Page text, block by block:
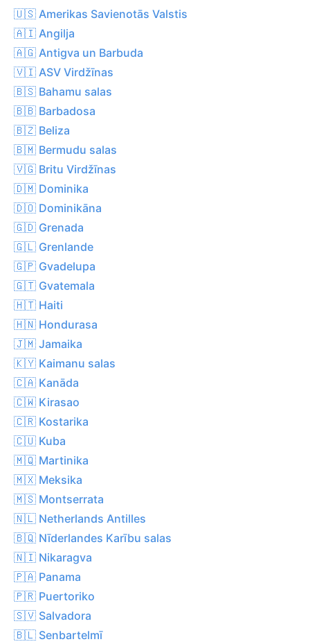
🇺🇸 Amerikas Savienotās Valstis
🇦🇮 Angilja
🇦🇬 Antigva un Barbuda
🇻🇮 ASV Virdžīnas
🇧🇸 Bahamu salas
🇧🇧 Barbadosa
🇧🇿 Beliza
🇧🇲 Bermudu salas
🇻🇬 Britu Virdžīnas
🇩🇲 Dominika
🇩🇴 Dominikāna
🇬🇩 Grenada
🇬🇱 Grenlande
🇬🇵 Gvadelupa
🇬🇹 Gvatemala
🇭🇹 Haiti
🇭🇳 Hondurasa
🇯🇲 Jamaika
🇰🇾 Kaimanu salas
🇨🇦 Kanāda
🇨🇼 Kirasao
🇨🇷 Kostarika
🇨🇺 Kuba
🇲🇶 Martinika
🇲🇽 Meksika
🇲🇸 Montserrata
🇳🇱 Netherlands Antilles
🇧🇶 Nīderlandes Karību salas
🇳🇮 Nikaragva
🇵🇦 Panama
🇵🇷 Puertoriko
🇸🇻 Salvadora
🇧🇱 Senbartelmī